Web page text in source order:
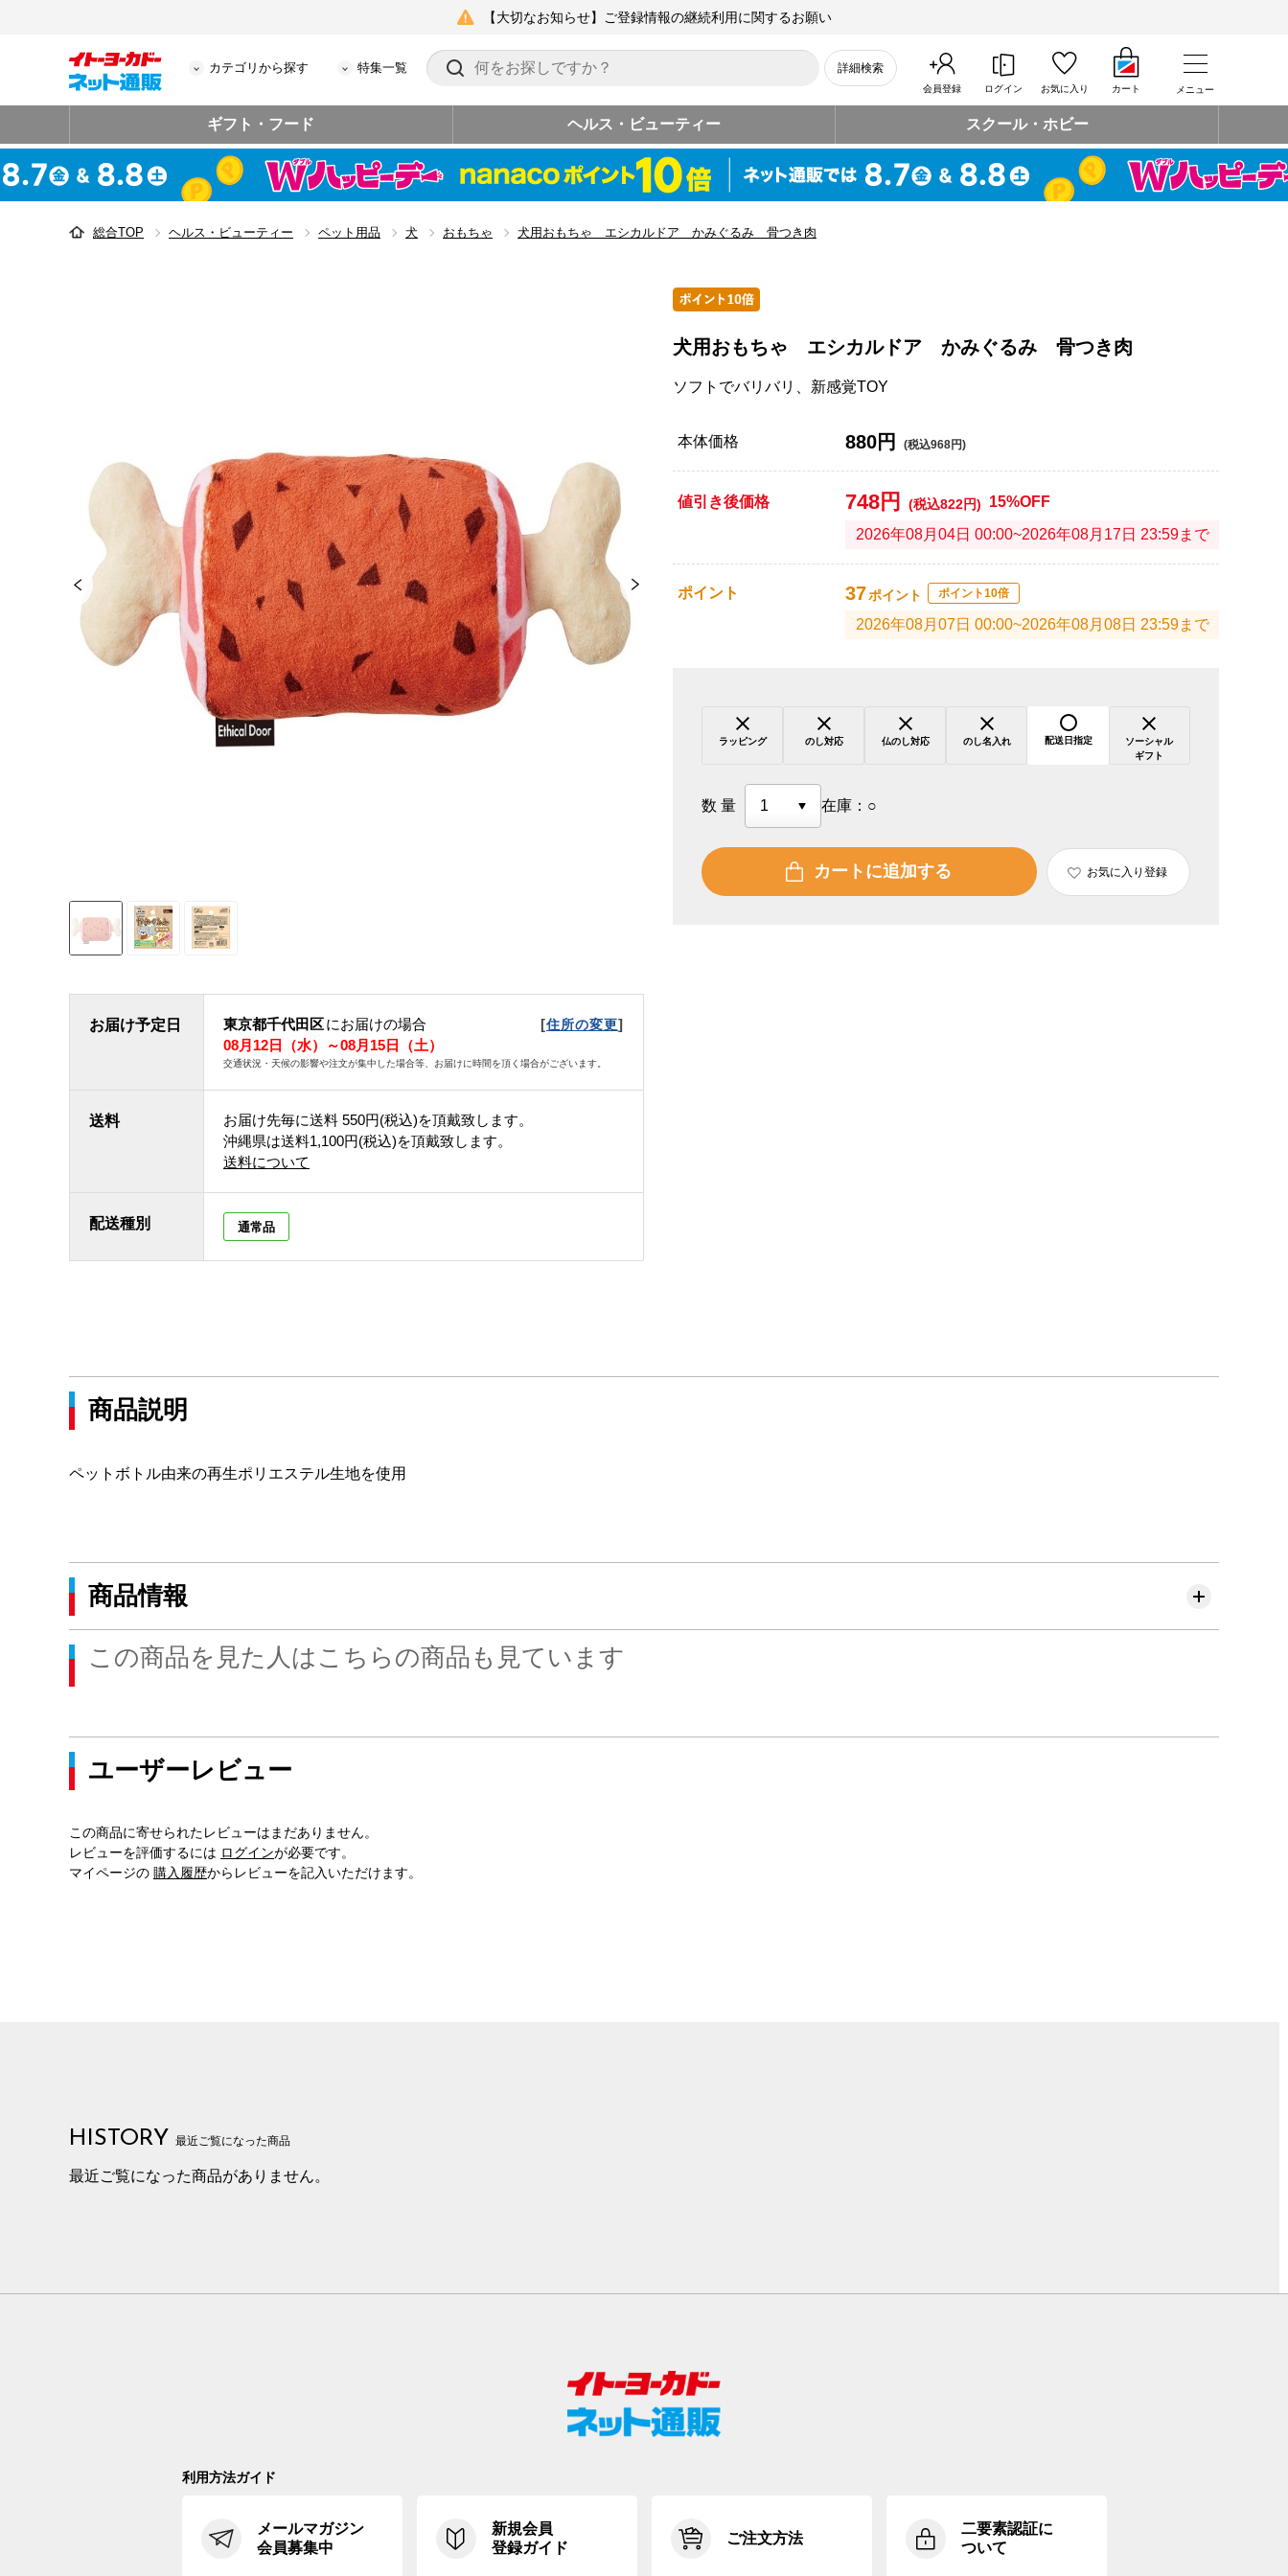
【大切なお知らせ】ご登録情報の継続利用に関するお願い
カテゴリから探す 特集一覧 詳細検索
会員登録 ログイン お気に入り カート メニュー
ギフト・フード ヘルス・ビューティー スクール・ホビー
総合TOP ヘルス・ビューティー ペット用品 犬 おもちゃ 犬用おもちゃ エシカルドア かみぐるみ 骨つき肉
お届け予定日 東京都千代田区にお届けの場合 [住所の変更]
08月12日（水）～08月15日（土）
交通状況・天候の影響や注文が集中した場合等、お届けに時間を頂く場合がございます。
送料 お届け先毎に送料 550円(税込)を頂戴致します。
沖縄県は送料1,100円(税込)を頂戴致します。
送料について
配送種別 通常品
犬用おもちゃ エシカルドア かみぐるみ 骨つき肉
ソフトでバリバリ、新感覚TOY
本体価格 880円 (税込968円)
値引き後価格 748円 (税込822円) 15%OFF
2026年08月04日 00:00~2026年08月17日 23:59まで
ポイント 37ポイント ポイント10倍
2026年08月07日 00:00~2026年08月08日 23:59まで
ラッピング のし対応 仏のし対応 のし名入れ 配送日指定
ソーシャル
ギフト
数量 在庫： ○
カートに追加する お気に入り登録
商品説明
ペットボトル由来の再生ポリエステル生地を使用
商品情報
この商品を見た人はこちらの商品も見ています
ユーザーレビュー
この商品に寄せられたレビューはまだありません。
レビューを評価するには ログインが必要です。
マイページの 購入履歴からレビューを記入いただけます。
HISTORY 最近ご覧になった商品
最近ご覧になった商品がありません。
利用方法ガイド
メールマガジン
会員募集中
新規会員
登録ガイド
ご注文方法
二要素認証に
ついて